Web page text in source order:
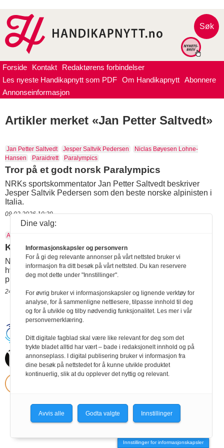
Søk
Forside Kontakt
Redaktørens forbindelser
Les nyeste Handikapnytt som PDF Om Handikapnytt Abonnere
Annonseinformasjon
Artikler merket «Jan Petter Saltvedt»
Jan Petter Saltvedt Jesper Saltvik Pedersen
Niclas Bøyesen Lohne-
Hansen
Paraidrett Paralympics
Tror på et godt norsk Paralympics
NRKs sportskommentator Jan Petter Saltvedt beskriver
Jesper Saltvik Pedersen som den beste norske alpinisten i
Italia.
09.02.2026 10:39
AKT26
Krever større hjelpemiddelpott
NRKs sportskommentator Jan Petter Saltvedt fremhever
hvor viktig aktivitetshjelpemidler er for fremtidige
prestasjoner i Paralympics.
24.09.2024 13:37
Postboks 9217 Grønland, 0134 Oslo Tel:
24102400 | E-post:
post@handikapnytt.no |Frontrunner
Publishing
Personvernerklæring
Innstillinger for informasjonskapsler
Dine valg:
Informasjonskapsler og personvern
For å gi deg relevante annonser på vårt nettsted bruker vi
informasjon fra ditt besøk på vårt nettsted. Du kan reservere
deg mot dette under "Innstillinger".
For øvrig bruker vi informasjonskapsler og lignende verktøy for
analyse, for å sammenligne nettlesere, tilpasse innhold til deg
og for å utvikle og tilby nødvendig funksjonalitet. Les mer i vår
personvernerklæring.
Ditt digitale fagblad skal være like relevant for deg som det
trykte bladet alltid har vært – bade i redaksjonelt innhold og på
annonseplass. I digital publisering bruker vi informasjon fra
dine besøk på nettstedet for å kunne utvikle produktet
kontinuerlig, slik at du opplever det nyttig og relevant.
Avvis alle Godta valgte Innstillinger